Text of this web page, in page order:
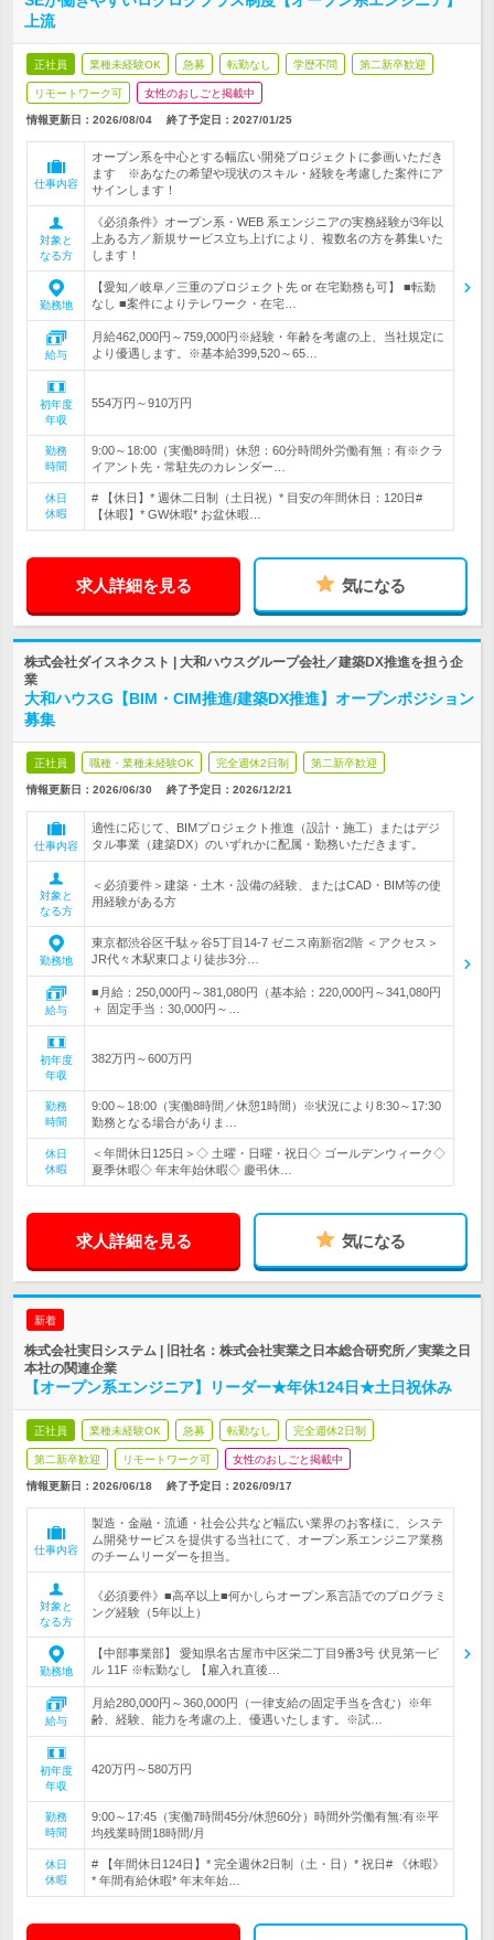
上流
正社員 業種未経験OK 急募 転勤なし 学歴不問 第二新卒歓迎
リモートワーク可 女性のおしごと掲載中
情報更新日：2026/08/04 終了予定日： 2027/01/25
仕事内容
オープン系を中心とする幅広い開発プロジェクトに参画いただき
ます ※あなたの希望や現状のスキル・経験を考慮した案件にア
サインします！
対象と
なる方
《必須条件》オープン系・WEB 系エンジニアの実務経験が3年以
上ある方／新規サービス立ち上げにより、複数名の方を募集いた
します！
勤務地
【愛知／岐阜／三重のプロジェクト先 or 在宅勤務も可】 ■転勤
なし ■案件によりテレワーク・在宅…
給与
月給462,000円～759,000円※経験・年齢を考慮の上、当社規定に
より優遇します。※基本給399,520～65…
初年度
年収
554万円～910万円
勤務
時間
9:00～18:00（実働8時間）休憩：60分時間外労働有無：有※クラ
イアント先・常駐先のカレンダー…
休日
休暇
# 【休日】* 週休二日制（土日祝）* 目安の年間休日：120日#
【休暇】* GW休暇* お盆休暇…
求人詳細を見る 気になる
株式会社ダイスネクスト | 大和ハウスグループ会社／建築DX推進を担う企
業
大和ハウスG【BIM・CIM推進/建築DX推進】オープンポジション
募集
正社員 職種・業種未経験OK 完全週休2日制 第二新卒歓迎
情報更新日：2026/06/30 終了予定日： 2026/12/21
仕事内容
適性に応じて、BIMプロジェクト推進（設計・施工）またはデジ
タル事業（建築DX）のいずれかに配属・勤務いただきます。
対象と
なる方
＜必須要件＞建築・土木・設備の経験、またはCAD・BIM等の使
用経験がある方
勤務地
東京都渋谷区千駄ヶ谷5丁目14-7 ゼニス南新宿2階 ＜アクセス＞
JR代々木駅東口より徒歩3分…
給与
■月給：250,000円～381,080円（基本給：220,000円～341,080円
＋ 固定手当：30,000円～…
初年度
年収
382万円～600万円
勤務
時間
9:00～18:00（実働8時間／休憩1時間）※状況により8:30～17:30
勤務となる場合がありま…
休日
休暇
＜年間休日125日＞◇ 土曜・日曜・祝日◇ ゴールデンウィーク◇
夏季休暇◇ 年末年始休暇◇ 慶弔休…
求人詳細を見る 気になる
新着
株式会社実日システム | 旧社名：株式会社実業之日本総合研究所／実業之日
本社の関連企業
【オープン系エンジニア】リーダー★年休124日★土日祝休み
正社員 業種未経験OK 急募 転勤なし 完全週休2日制
第二新卒歓迎 リモートワーク可 女性のおしごと掲載中
情報更新日：2026/06/18 終了予定日： 2026/09/17
仕事内容
製造・金融・流通・社会公共など幅広い業界のお客様に、システ
ム開発サービスを提供する当社にて、オープン系エンジニア業務
のチームリーダーを担当。
対象と
なる方
《必須要件》■高卒以上■何かしらオープン系言語でのプログラミ
ング経験（5年以上）
勤務地
【中部事業部】 愛知県名古屋市中区栄二丁目9番3号 伏見第一ビ
ル 11F ※転勤なし 【雇入れ直後…
給与
月給280,000円～360,000円（一律支給の固定手当を含む）※年
齢、経験、能力を考慮の上、優遇いたします。※試…
初年度
年収
420万円～580万円
勤務
時間
9:00～17:45（実働7時間45分/休憩60分）時間外労働有無:有※平
均残業時間18時間/月
休日
休暇
# 【年間休日124日】* 完全週休2日制（土・日）* 祝日# 《休暇》
* 年間有給休暇* 年末年始…